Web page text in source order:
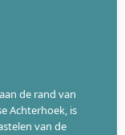
de rand van
Achterhoek, is
van de